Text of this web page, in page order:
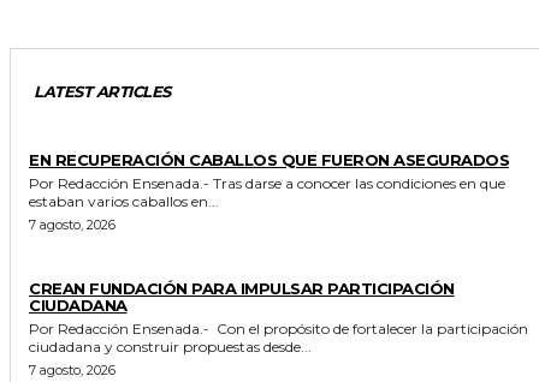
LATEST ARTICLES
EN RECUPERACIÓN CABALLOS QUE FUERON ASEGURADOS
Por Redacción Ensenada.- Tras darse a conocer las condiciones en que
estaban varios caballos en...
7 agosto, 2026
CREAN FUNDACIÓN PARA IMPULSAR PARTICIPACIÓN
CIUDADANA
Por Redacción Ensenada.- Con el propósito de fortalecer la participación
ciudadana y construir propuestas desde...
7 agosto, 2026